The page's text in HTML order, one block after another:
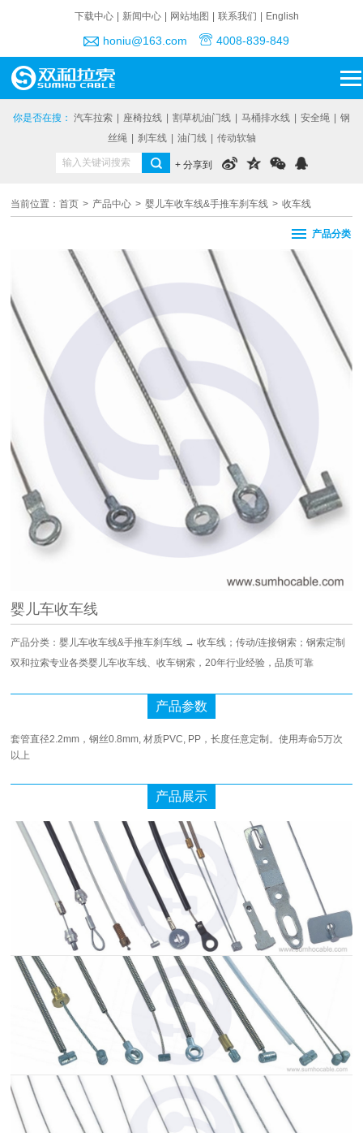
下载中心 新闻中心 网站地图 联系我们 English
honiu@163.com 4008-839-849
你是否在搜： 汽车拉索 座椅拉线 割草机油门线 马桶排水线 安全绳
钢
丝绳
刹车线 油门线 传动软轴
+ 分享到
产品分类
当前位置：首页 > 产品中心 > 婴儿车收车线&手推车刹车线 > 收车线
婴儿车收车线
产品分类：婴儿车收车线&手推车刹车线 → 收车线；传动/连接钢索；钢索定制
双和拉索专业各类婴儿车收车线、收车钢索，20年行业经验，品质可靠
产品参数
套管直径2.2mm，钢丝0.8mm, 材质PVC, PP，长度任意定制。使用寿命5万次
以上
产品展示